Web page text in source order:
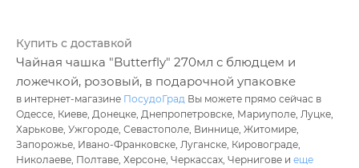
Купить с доставкой
Чайная чашка "Butterfly" 270мл с блюдцем и
ложечкой, розовый, в подарочной упаковке
в интернет-магазине ПосудоГрад Вы можете прямо сейчас в
Одессе, Киеве, Донецке, Днепропетровске, Мариуполе, Луцке,
Харькове, Ужгороде, Севастополе, Виннице, Житомире,
Запорожье, Ивано-Франковске, Луганске, Кировограде,
Николаеве, Полтаве, Херсоне, Черкассах, Чернигове и еще